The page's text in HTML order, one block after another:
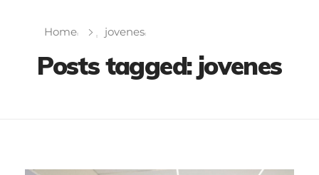
Home jovenes
Posts tagged: jovenes